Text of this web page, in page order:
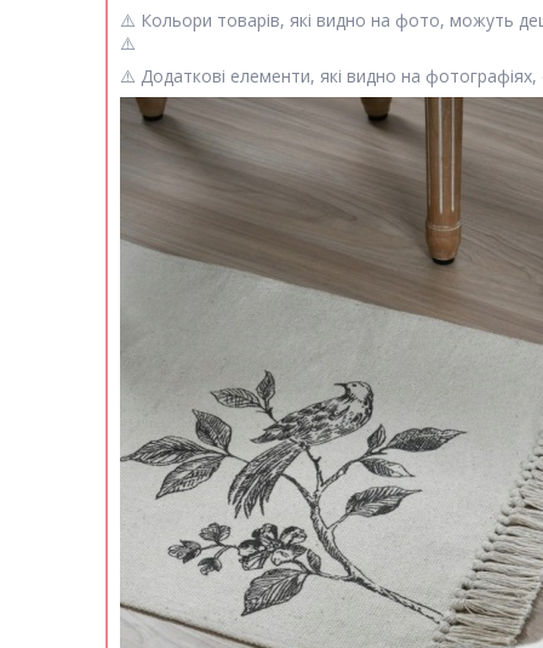
⚠️ Кольори товарів, які видно на фото, можуть
⚠️
⚠️ Додаткові елементи, які видно на